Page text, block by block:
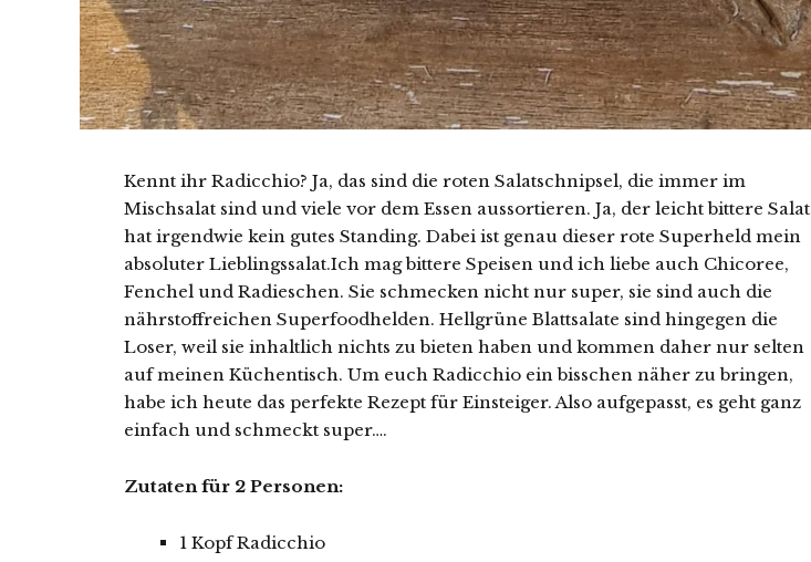
Kennt ihr Radicchio? Ja, das sind die roten Salatschnipsel, die immer im
Mischsalat sind und viele vor dem Essen aussortieren. Ja, der leicht bittere Salat
hat irgendwie kein gutes Standing. Dabei ist genau dieser rote Superheld mein
absoluter Lieblingssalat.Ich mag bittere Speisen und ich liebe auch Chicoree,
Fenchel und Radieschen. Sie schmecken nicht nur super, sie sind auch die
nährstoffreichen Superfoodhelden. Hellgrüne Blattsalate sind hingegen die
Loser, weil sie inhaltlich nichts zu bieten haben und kommen daher nur selten
auf meinen Küchentisch. Um euch Radicchio ein bisschen näher zu bringen,
habe ich heute das perfekte Rezept für Einsteiger. Also aufgepasst, es geht ganz
einfach und schmeckt super….
Zutaten für 2 Personen:
1 Kopf Radicchio